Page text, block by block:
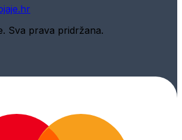
Sva prava pridržana.